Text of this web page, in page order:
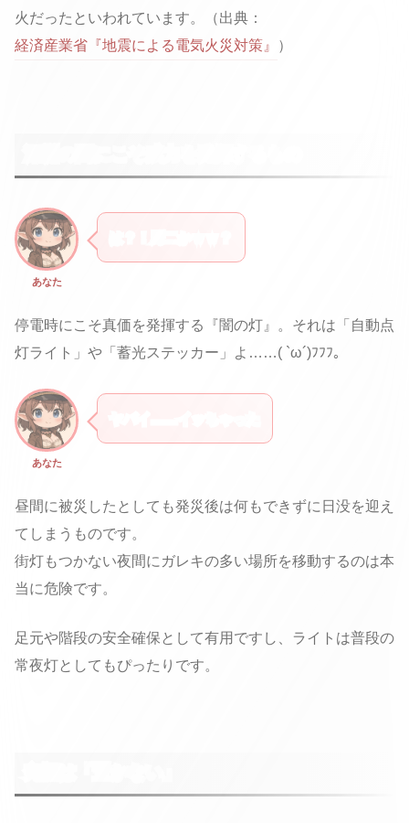
火だったといわれています。（出典：
経済産業省『地震による電気火災対策』
）
あなた
停電時にこそ真価を発揮する『闇の灯』。それは「自動点
灯ライト」や「蓄光ステッカー」よ……( `ω´)ﾌﾌﾌ。
あなた
昼間に被災したとしても発災後は何もできずに日没を迎え
てしまうものです。
街灯もつかない夜間にガレキの多い場所を移動するのは本
当に危険です。
足元や階段の安全確保として有用ですし、ライトは普段の
常夜灯としてもぴったりです。